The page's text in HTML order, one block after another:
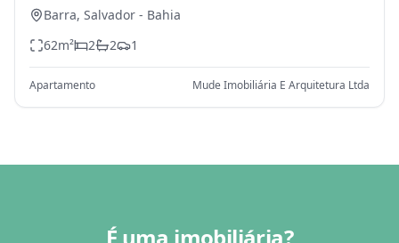
Barra, Salvador - Bahia
62m² 2 2 1
Apartamento Mude Imobiliária E Arquitetura Ltda